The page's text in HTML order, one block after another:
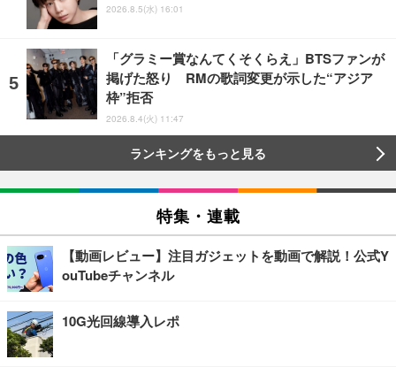
2026.8.5(水) 16:01
「グラミー賞なんてくそくらえ」BTSファンが
掲げた怒り RMの歌詞変更が示した“アジア
枠”拒否
2026.8.4(火) 11:47
ランキングをもっと見る
特集・連載
【動画レビュー】注目ガジェットを動画で解説！公式Y
ouTubeチャンネル
10G光回線導入レポ